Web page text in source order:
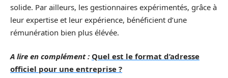
solide. Par ailleurs, les gestionnaires expérimentés, grâce à
leur expertise et leur expérience, bénéficient d’une
rémunération bien plus élévée.
A lire en complément : Quel est le format d’adresse
officiel pour une entreprise ?